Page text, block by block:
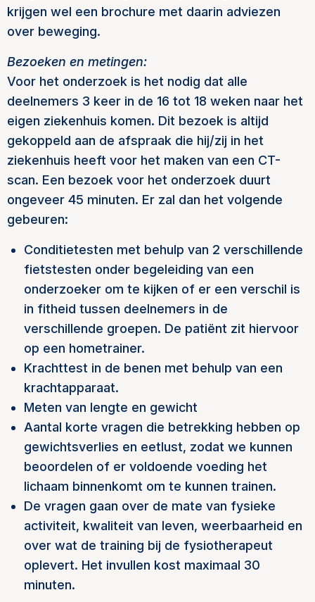
krijgen wel een brochure met daarin adviezen
over beweging.
Bezoeken en metingen:
Voor het onderzoek is het nodig dat alle
deelnemers 3 keer in de 16 tot 18 weken naar het
eigen ziekenhuis komen. Dit bezoek is altijd
gekoppeld aan de afspraak die hij/zij in het
ziekenhuis heeft voor het maken van een CT-
scan. Een bezoek voor het onderzoek duurt
ongeveer 45 minuten. Er zal dan het volgende
gebeuren:
Conditietesten met behulp van 2 verschillende
fietstesten onder begeleiding van een
onderzoeker om te kijken of er een verschil is
in fitheid tussen deelnemers in de
verschillende groepen. De patiënt zit hiervoor
op een hometrainer.
Krachttest in de benen met behulp van een
krachtapparaat.
Meten van lengte en gewicht
Aantal korte vragen die betrekking hebben op
gewichtsverlies en eetlust, zodat we kunnen
beoordelen of er voldoende voeding het
lichaam binnenkomt om te kunnen trainen.
De vragen gaan over de mate van fysieke
activiteit, kwaliteit van leven, weerbaarheid en
over wat de training bij de fysiotherapeut
oplevert. Het invullen kost maximaal 30
minuten.